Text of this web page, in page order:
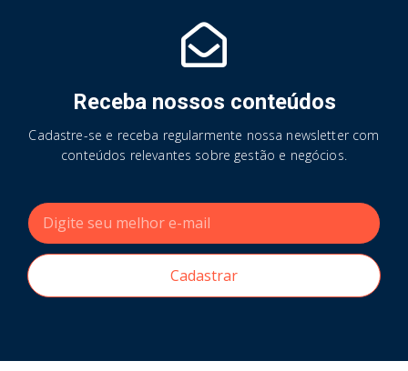
Receba nossos conteúdos
Cadastre-se e receba regularmente nossa newsletter com
conteúdos relevantes sobre gestão e negócios.
Cadastrar